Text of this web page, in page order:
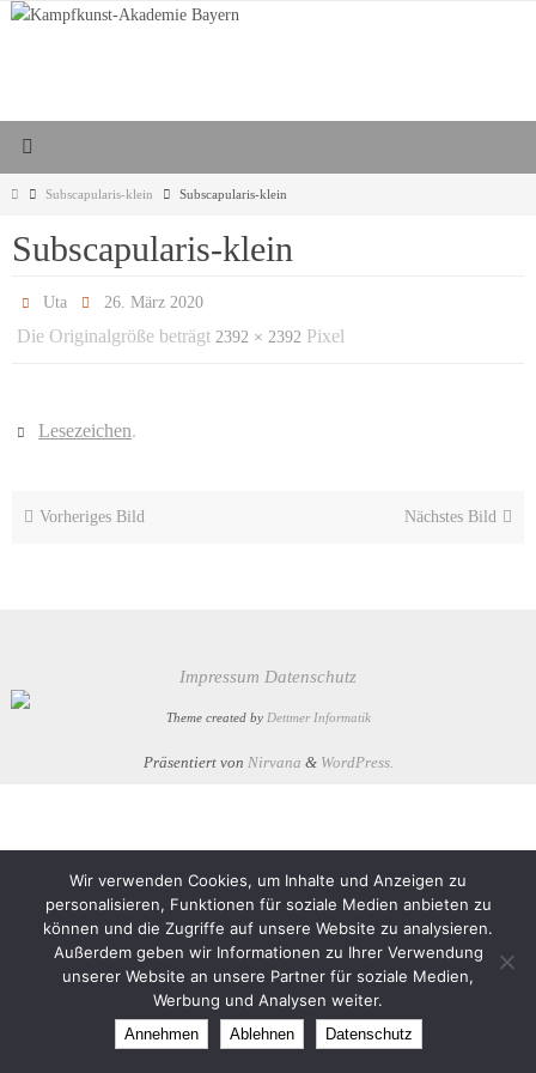
Zum
StartSubscapularis-klein Subscapularis-klein
Subscapularis-klein
Uta 26. März 2020
Die Originalgröße beträgt 2392 × 2392 Pixel
Lesezeichen.
Vorheriges Bild Nächstes Bild
Impressum Datenschutz
Theme created by Dettmer Informatik
Präsentiert von Nirvana & WordPress.
Wir verwenden Cookies, um Inhalte und Anzeigen zu
personalisieren, Funktionen für soziale Medien anbieten zu
können und die Zugriffe auf unsere Website zu analysieren.
Außerdem geben wir Informationen zu Ihrer Verwendung
unserer Website an unsere Partner für soziale Medien,
Werbung und Analysen weiter.
Annehmen Ablehnen Datenschutz